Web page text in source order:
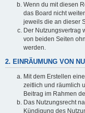
Wenn du mit diesen
das Board nicht
jeweils die an dieser
Der Nutzungsvertrag
von beiden Seiten
werden.
2. EINRÄUMUNG VON
Mit dem Erstellen
zeitlich und räumlich
Beitrag im Rahmen
Das Nutzungsrecht
Kündigung des